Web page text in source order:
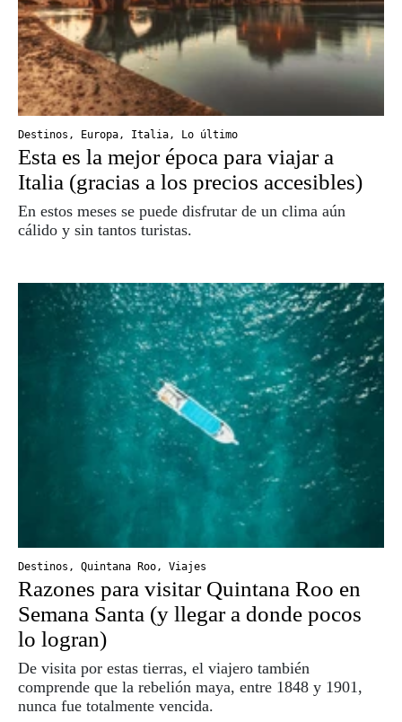
Destinos , Europa, Italia, Lo último
Esta es la mejor época para viajar a
Italia (gracias a los precios accesibles)
En estos meses se puede disfrutar de un clima aún
cálido y sin tantos turistas.
Destinos , Quintana Roo , Viajes
Razones para visitar Quintana Roo en
Semana Santa (y llegar a donde pocos
lo logran)
De visita por estas tierras, el viajero también
comprende que la rebelión maya, entre 1848 y 1901,
nunca fue totalmente vencida.